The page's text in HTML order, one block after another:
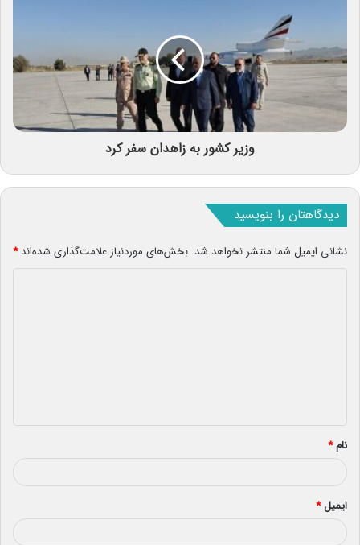
وزیر کشور به زاهدان سفر کرد
دیدگاهتان را بنویسید
نشانی ایمیل شما منتشر نخواهد شد. بخش‌های موردنیاز علامت‌گذاری شده‌اند*
*
نام*
ایمیل*